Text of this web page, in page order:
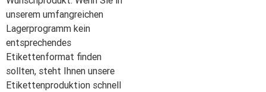
unserem umfangreichen
Lagerprogramm kein
entsprechendes
Etikettenformat finden
sollten, steht Ihnen unsere
Etikettenproduktion schnell